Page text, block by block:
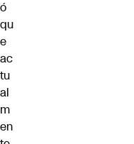
ó
qu
e
ac
tu
al
m
en